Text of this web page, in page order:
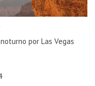
por Las Vegas